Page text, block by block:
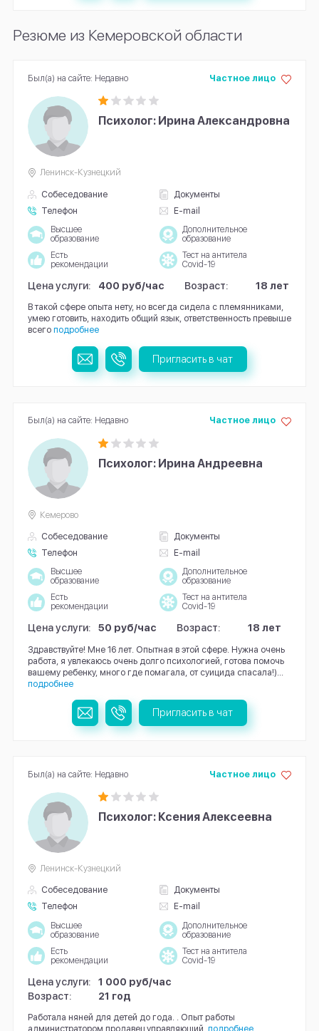
Резюме из Кемеровской области
Психолог: Ирина Александровна
Собеседование
Документы
Телефон
E-mail
Частное лицо
Ленинск-Кузнецкий
Высшее
образование
Дополнительное
образование
Есть
рекомендации
Тест на антитела
Covid-19
Цена услуги: 400 руб/час Возраст: 18 лет
В такой сфере опыта нету, но всегда сидела с племянниками,
умею готовить, находить общий язык, ответственность превыше
всего подробнее
Был(а) на сайте: Недавно
Пригласить в чат
Психолог: Ирина Андреевна
Собеседование
Документы
Телефон
E-mail
Частное лицо
Кемерово
Высшее
образование
Дополнительное
образование
Есть
рекомендации
Тест на антитела
Covid-19
Цена услуги: 50 руб/час Возраст: 18 лет
Здравствуйте! Мне 16 лет. Опытная в этой сфере. Нужна очень
работа, я увлекаюсь очень долго психологией, готова помочь
вашему ребенку, много где помагала, от суицида спасала!)...
подробнее
Был(а) на сайте: Недавно
Пригласить в чат
Психолог: Ксения Алексеевна
Собеседование
Документы
Телефон
E-mail
Частное лицо
Ленинск-Кузнецкий
Высшее
образование
Дополнительное
образование
Есть
рекомендации
Тест на антитела
Covid-19
Цена услуги:
1 000 руб/час
Возраст:
21 год
Работала няней для детей до года. . Опыт работы
администратором,продавец,управляющий. подробнее
Был(а) на сайте: Недавно